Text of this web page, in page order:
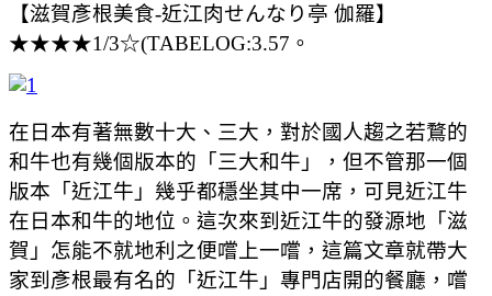
【滋賀彥根美食-近江肉せんなり亭 伽羅】
★★★★1/3☆(TABELOG:3.57。
在日本有著無數十大、三大，對於國人趨之若鶩的
和牛也有幾個版本的「三大和牛」，但不管那一個
版本「近江牛」幾乎都穩坐其中一席，可見近江牛
在日本和牛的地位。這次來到近江牛的發源地「滋
賀」怎能不就地利之便嚐上一嚐，這篇文章就帶大
家到彥根最有名的「近江牛」專門店開的餐廳，嚐